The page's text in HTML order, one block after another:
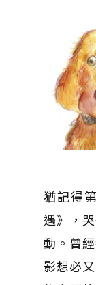
猶記得
遇》，
動。曾
影想必